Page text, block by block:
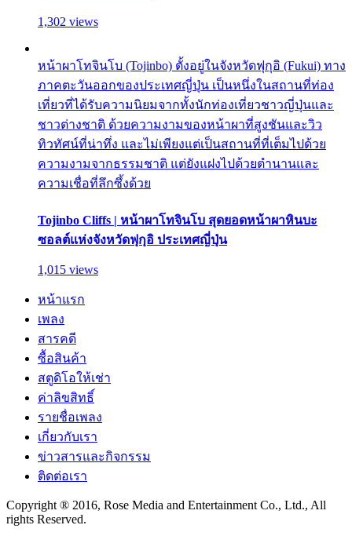
1,302 views
หน้าผาโทจินโบ (Tojinbo) ตั้งอยู่ในจังหวัดฟุกุอิ (Fukui) ทาง
ภาคตะวันออกของประเทศญี่ปุ่น เป็นหนึ่งในสถานที่ท่อง
เที่ยวที่ได้รับความนิยมจากทั้งนักท่องเที่ยวชาวญี่ปุ่นและ
ชาวต่างชาติ ด้วยความงามของหน้าผาที่สูงชันและวิว
ทิวทัศน์ที่น่าทึ่ง และไม่เพียงแต่เป็นสถานที่ที่เต็มไปด้วย
ความงามจากธรรมชาติ แต่ยังแฝงไปด้วยตำนานและ
ความเชื่อที่ลึกซึ้งด้วย
Tojinbo Cliffs | หน้าผาโทจินโบ สุดยอดหน้าผาหินบะ
ซอลต์แห่งจังหวัดฟุกุอิ ประเทศญี่ปุ่น
1,015 views
หน้าแรก
เพลง
สารคดี
ซื้อสินค้า
สตูดิโอให้เช่า
ค่าลิขสิทธิ์
รายชื่อเพลง
เกี่ยวกับเรา
ข่าวสารและกิจกรรม
ติดต่อเรา
Copyright ® 2016, Rose Media and Entertainment Co., Ltd., All
rights Reserved.